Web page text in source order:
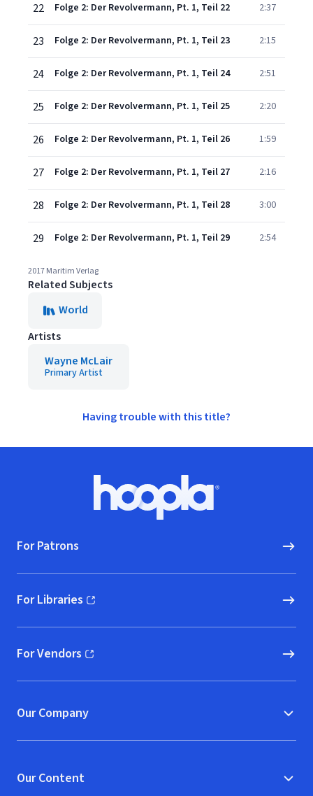
22 Folge 2: Der Revolvermann, Pt. 1, Teil 22 2:37
23 Folge 2: Der Revolvermann, Pt. 1, Teil 23 2:15
24 Folge 2: Der Revolvermann, Pt. 1, Teil 24 2:51
25 Folge 2: Der Revolvermann, Pt. 1, Teil 25 2:20
26 Folge 2: Der Revolvermann, Pt. 1, Teil 26 1:59
27 Folge 2: Der Revolvermann, Pt. 1, Teil 27 2:16
28 Folge 2: Der Revolvermann, Pt. 1, Teil 28 3:00
29 Folge 2: Der Revolvermann, Pt. 1, Teil 29 2:54
2017 Maritim Verlag
Related Subjects
World
Artists
Wayne McLair
Primary Artist
Having trouble with this title?
Hoopla logo, Go to homepage
For Patrons
For Libraries
(opens in new window)
For Vendors
(opens in new window)
Our Company
Our Content